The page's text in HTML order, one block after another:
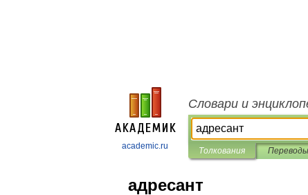
academic.ru
Словари и
Толкования Переводы
адресант